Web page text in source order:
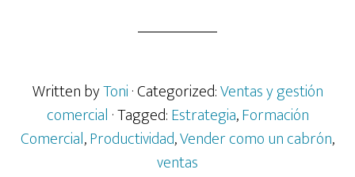
Menos
teoría
y
Written byToni· Categorized:Ventas y gestión
comercial · Tagged:Estrategia,Formación
Comercial,Productividad,Vender como un cabrón,
ventas